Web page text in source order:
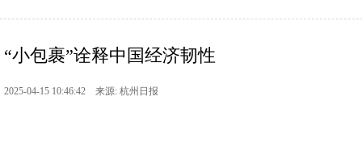
“小包裹”诠释中国经济韧性
2025-04-15 10:46:42 来源: 杭州日报